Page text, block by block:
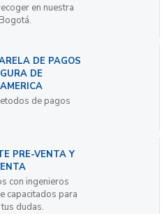
en nuestra
DE PAGOS
DE
de pagos
PRE-VENTA Y
con ingenieros
capacitados para
dudas.